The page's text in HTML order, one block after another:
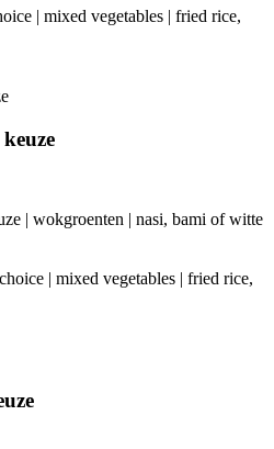
| mixed vegetables | fried rice,
| wokgroenten | nasi, bami of witte
| mixed vegetables | fried rice,